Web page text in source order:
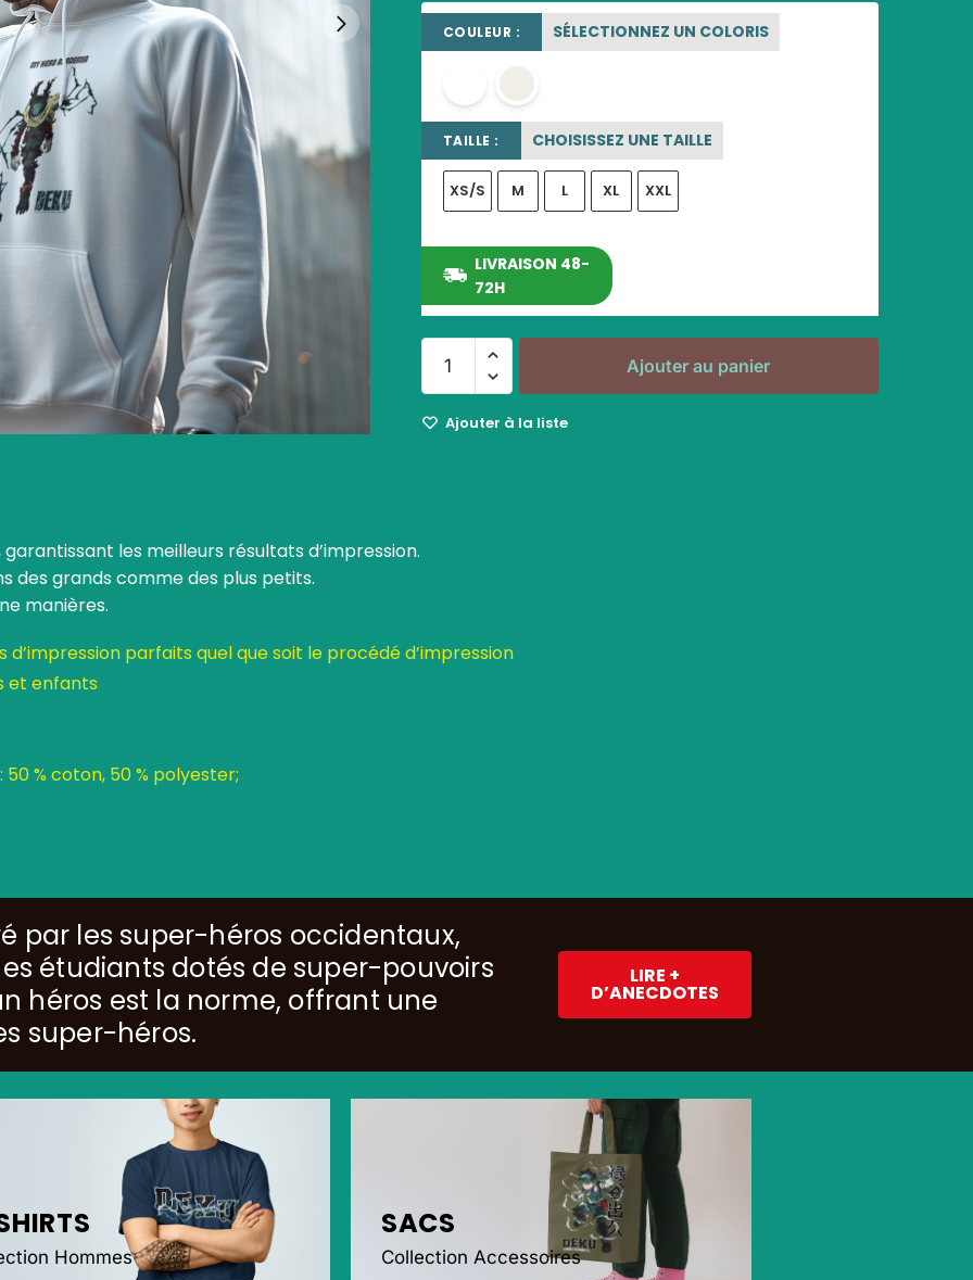
COULEUR : SÉLECTIONNEZ UN COLORIS
TAILLE : CHOISISSEZ UNE TAILLE
XS/S M L XL XXL
LIVRAISON 48-
72H
Ajouter au panier
Ajouter à la liste
les meilleurs résultats d’impression.
des grands comme des plus petits.
manières.
parfaits quel que soit le procédé d’impression
et enfants
% coton, 50 % polyester;
par les super-héros occidentaux,
étudiants dotés de super-pouvoirs
héros est la norme, offrant une
super-héros.
LIRE +
D’ANECDOTES
Hommes
SACS
Collection Accessoires